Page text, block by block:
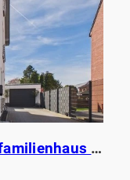
Willich: Repräsentatives Einfamilienhaus mit hochwertiger Ausstattung, beeindruckendem Garten& Sauna